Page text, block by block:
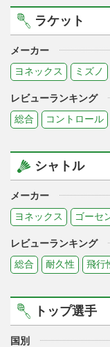
ラケット
メーカー
ヨネックス
ミズノ
レビューランキング
総合
コントロール
シャトル
メーカー
ヨネックス
ゴーセ
レビューランキング
総合
耐久性 飛行
トップ選手
国別